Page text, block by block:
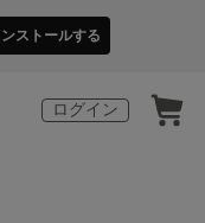
ストールする
ログイン